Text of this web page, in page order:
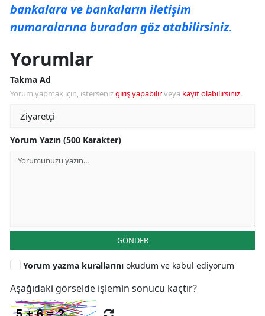
bankalara ve bankaların iletişim
numaralarına buradan göz atabilirsiniz.
Yorumlar
Takma Ad
Yorum yapmak için, istersenizgiriş yapabilirveya kayıt olabilirsiniz.
Yorum Yazın (500 Karakter)
GÖNDER
Yorum yazma kurallarını okudum ve kabul ediyorum
Aşağıdaki görselde işlemin sonucu kaçtır?